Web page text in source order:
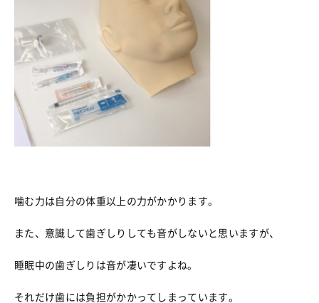
噛む力は自分の体重以上の力がかかります。
また、意識して歯ぎしりしても音がしないと思いますが、
睡眠中の歯ぎしりは音が凄いですよね。
それだけ歯には負担がかかってしまっています。